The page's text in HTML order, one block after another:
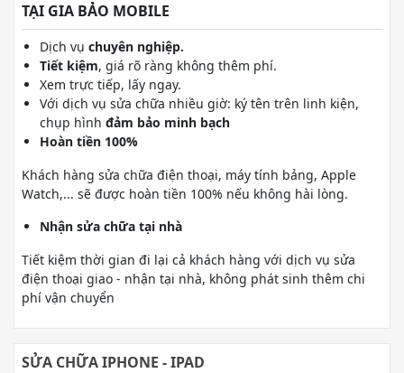
TẠI GIA BẢO MOBILE
Dịch vụ chuyên nghiệp.
Tiết kiệm, giá rõ ràng không thêm phí.
Xem trực tiếp, lấy ngay.
Với dịch vụ sửa chữa nhiều giờ: ký tên trên linh kiện,
chụp hình đảm bảo minh bạch
Hoàn tiền 100%
Khách hàng sửa chữa điện thoại, máy tính bảng, Apple
Watch,... sẽ được hoàn tiền 100% nếu không hài lòng.
Nhận sửa chữa tại nhà
Tiết kiệm thời gian đi lại cả khách hàng với dịch vụ sửa
điện thoại giao - nhận tại nhà, không phát sinh thêm chi
phí vận chuyển
SỬA CHỮA IPHONE - IPAD